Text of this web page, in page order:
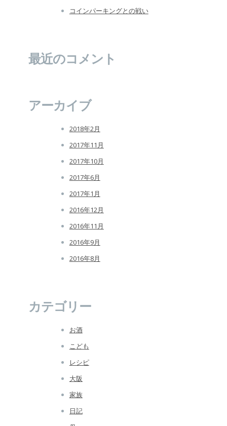
コインパーキングとの戦い
最近のコメント
アーカイブ
2018年2月
2017年11月
2017年10月
2017年6月
2017年1月
2016年12月
2016年11月
2016年9月
2016年8月
カテゴリー
お酒
こども
レシピ
大阪
家族
日記